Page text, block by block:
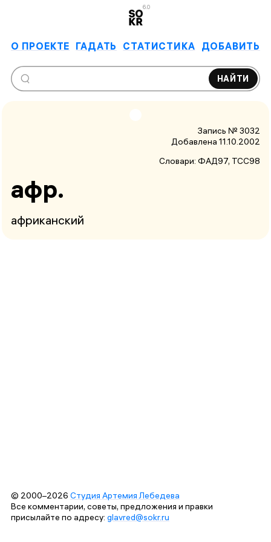
6.0
О ПРОЕКТЕ ГАДАТЬ СТАТИСТИКА ДОБАВИТЬ
НАЙТИ
Запись № 3032
Добавлена 11.10.2002
Словари: ФАД97, ТСС98
афр.
африканский
© 2000–2026 Студия Артемия Лебедева
Все комментарии, советы, предложения и правки
присылайте по адресу: glavred@sokr.ru